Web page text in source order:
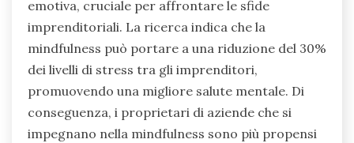
emotiva, cruciale per affrontare le sfide
imprenditoriali. La ricerca indica che la
mindfulness può portare a una riduzione del 30%
dei livelli di stress tra gli imprenditori,
promuovendo una migliore salute mentale. Di
conseguenza, i proprietari di aziende che si
impegnano nella mindfulness sono più propensi